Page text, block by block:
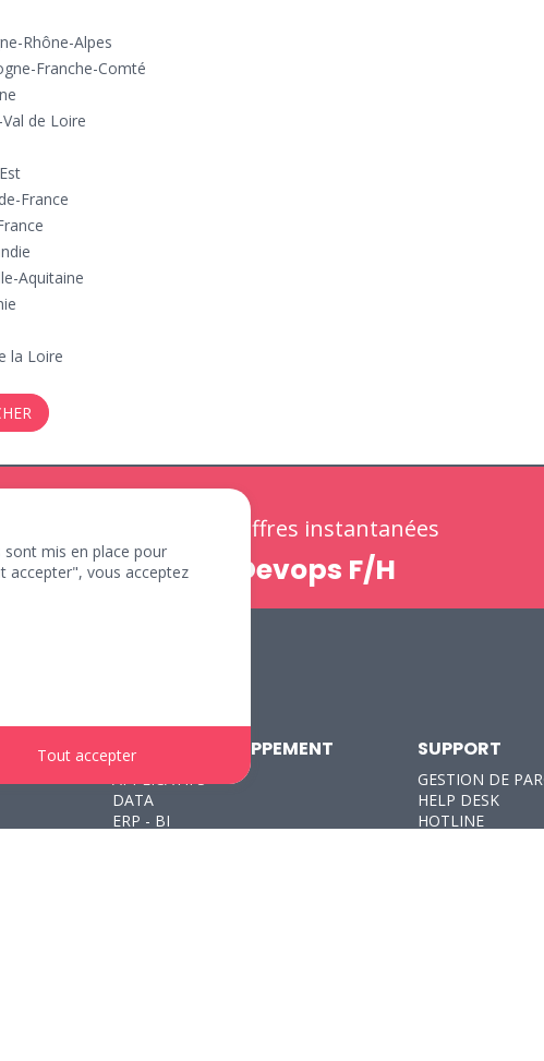
mis en place pour
accepter", vous acceptez
Tout accepter
Rhône-Alpes
Franche-Comté
de Loire
France
Aquitaine
la Loire
Offres instantanées
Devops F/H
ETUDE | DEVELOPPEMENT
APPLICATIFS
DATA
ERP - BI
SUPPORT
GESTION DE
HELP DESK
HOTLINE